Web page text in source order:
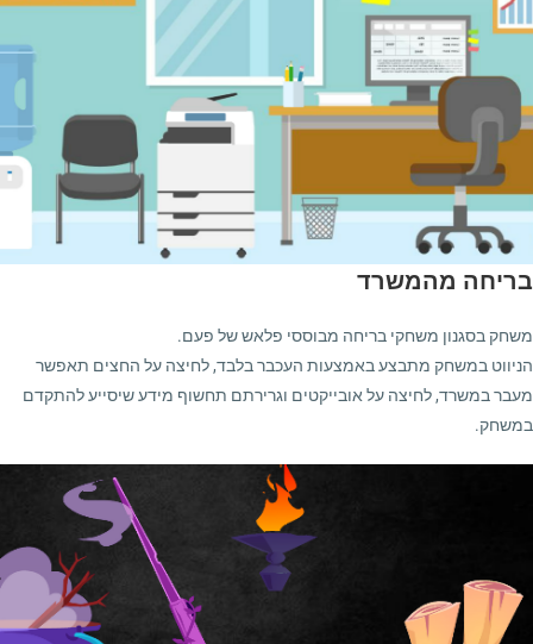
בריחה מהמשרד
משחק בסגנון משחקי בריחה מבוססי פלאש של פעם.
הניווט במשחק מתבצע באמצעות העכבר בלבד, לחיצה על החצים תאפשר
מעבר במשרד, לחיצה על אובייקטים וגרירתם תחשוף מידע שיסייע להתקדם
במשחק.